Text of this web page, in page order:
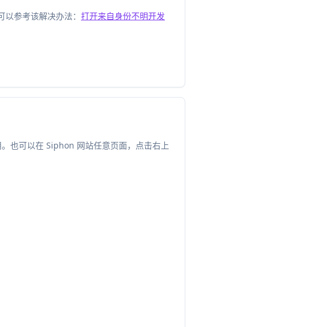
参考该解决办法： 打开来自身份不明开发
也可以在 Siphon 网站任意页面，点击右上